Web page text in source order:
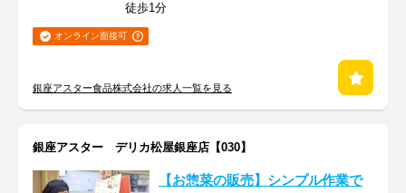
徒歩1分
オンライン面接可
銀座アスター食品株式会社の求人一覧を見る
銀座アスター デリカ松屋銀座店【030】
【お惣菜の販売】シンプル作業で